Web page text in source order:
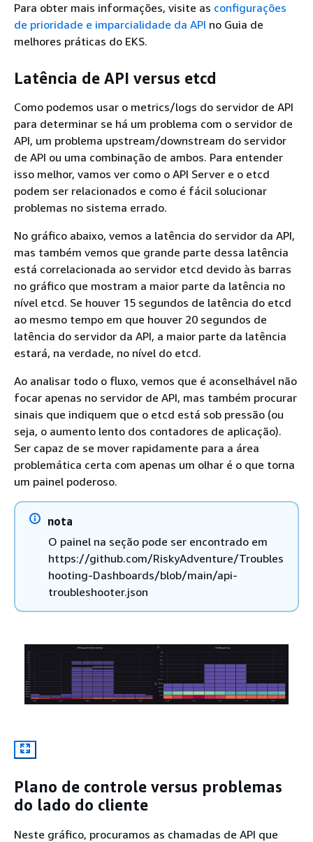
Para obter mais informações, visite as configurações
de prioridade e imparcialidade da API no Guia de
melhores práticas do EKS.
Latência de API versus etcd
Como podemos usar o metrics/logs do servidor de API
para determinar se há um problema com o servidor de
API, um problema upstream/downstream do servidor
de API ou uma combinação de ambos. Para entender
isso melhor, vamos ver como o API Server e o etcd
podem ser relacionados e como é fácil solucionar
problemas no sistema errado.
No gráfico abaixo, vemos a latência do servidor da API,
mas também vemos que grande parte dessa latência
está correlacionada ao servidor etcd devido às barras
no gráfico que mostram a maior parte da latência no
nível etcd. Se houver 15 segundos de latência do etcd
ao mesmo tempo em que houver 20 segundos de
latência do servidor da API, a maior parte da latência
estará, na verdade, no nível do etcd.
Ao analisar todo o fluxo, vemos que é aconselhável não
focar apenas no servidor de API, mas também procurar
sinais que indiquem que o etcd está sob pressão (ou
seja, o aumento lento dos contadores de aplicação).
Ser capaz de se mover rapidamente para a área
problemática certa com apenas um olhar é o que torna
um painel poderoso.
nota
O painel na seção pode ser encontrado em
https://github.com/RiskyAdventure/Troubles
hooting-Dashboards/blob/main/api-
troubleshooter.json
Plano de controle versus problemas
do lado do cliente
Neste gráfico, procuramos as chamadas de API que